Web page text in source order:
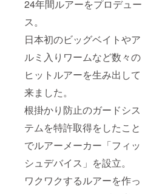
24年間ルアーをプロデュー
ス。
日本初のビッグベイトやア
ルミ入りワームなど数々の
ヒットルアーを生み出して
来ました。
根掛かり防止のガードシス
テムを特許取得をしたこと
でルアーメーカー「フィッ
シュデバイス」を設立。
ワクワクするルアーを作っ